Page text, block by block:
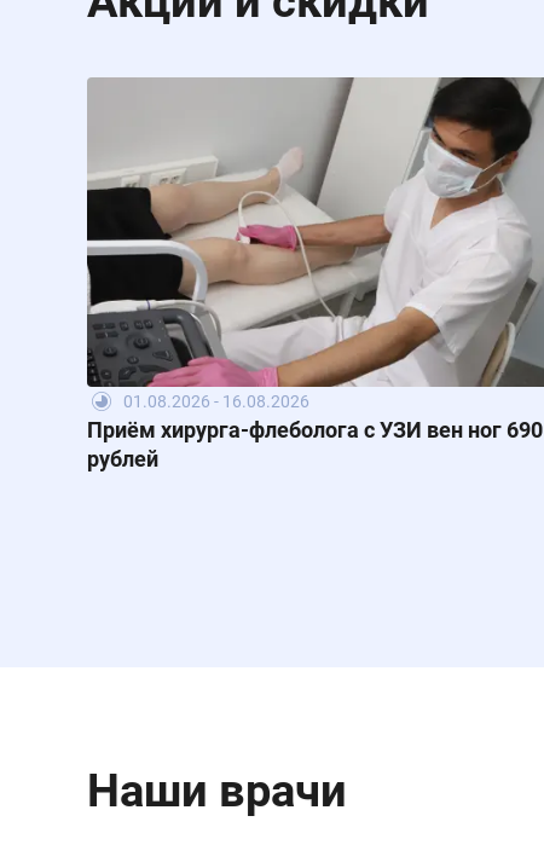
01.08.2026 - 16.08.2026
Приём хирурга-флеболога с УЗИ вен ног 690
рублей
Наши врачи